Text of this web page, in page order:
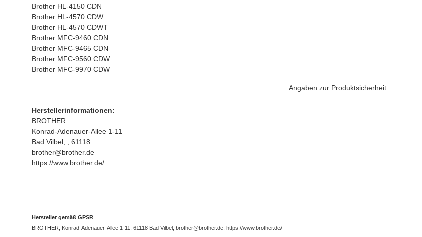
Brother HL-4150 CDN
Brother HL-4570 CDW
Brother HL-4570 CDWT
Brother MFC-9460 CDN
Brother MFC-9465 CDN
Brother MFC-9560 CDW
Brother MFC-9970 CDW
Angaben zur Produktsicherheit
Herstellerinformationen:
BROTHER
Konrad-Adenauer-Allee 1-11
Bad Vilbel, , 61118
brother@brother.de
https://www.brother.de/
Hersteller gemäß GPSR
BROTHER, Konrad-Adenauer-Allee 1-11, 61118 Bad Vilbel, brother@brother.de, https://www.brother.de/